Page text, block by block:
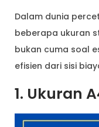
Dalam dunia
beberapa ukuran
bukan cuma soal
efisien dari sisi
1. Ukuran